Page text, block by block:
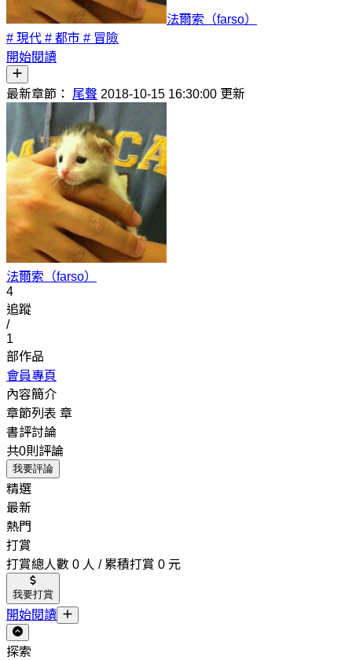
法爾索（farso）
# 現代 # 都市 # 冒險
開始閱讀
最新章節： 尾聲 2018-10-15 16:30:00 更新
法爾索（farso）
4
追蹤
/
1
部作品
會員專頁
內容簡介
章節列表 章
書評討論
共0則評論
我要評論
精選
最新
熱門
打賞
打賞總人數 0 人 / 累積打賞 0 元
我要打賞
開始閱讀
探索